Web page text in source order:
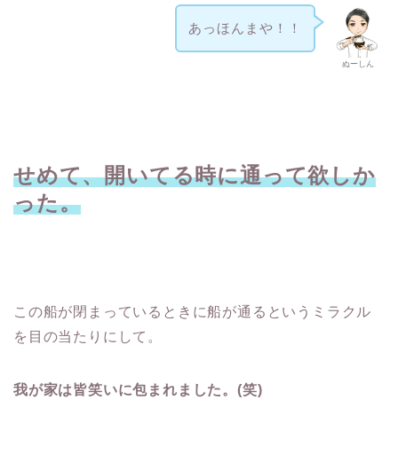
ぬーしん
あっほんまや！！
せめて、開いてる時に通って欲しか
った。
この船が閉まっているときに船が通るというミラクル
を目の当たりにして。
我が家は皆笑いに包まれました。(笑)